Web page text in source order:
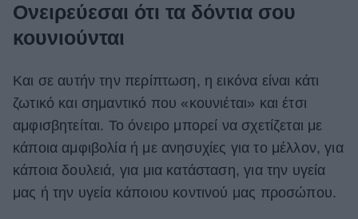
Ονειρεύεσαι ότι τα δόντια σου
κουνιούνται
Και σε αυτήν την περίπτωση, η εικόνα είναι κάτι
ζωτικό και σημαντικό που «κουνιέται» και έτσι
αμφισβητείται. Το όνειρο μπορεί να σχετίζεται με
κάποια αμφιβολία ή με ανησυχίες για το μέλλον, για
κάποια δουλειά, για μια κατάσταση, για την υγεία
μας ή την υγεία κάποιου κοντινού μας προσώπου.